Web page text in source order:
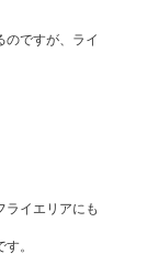
のですが、ライ
ライエリアにも
。